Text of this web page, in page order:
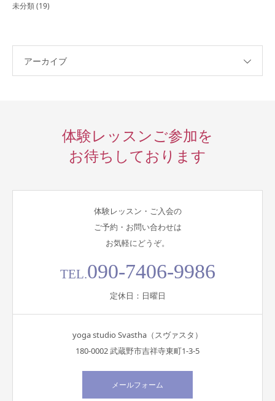
未分類(19)
アーカイブ
体験レッスンご参加を
お待ちしております
体験レッスン・ご入会の
ご予約・お問い合わせは
お気軽にどうぞ。
TEL.090-7406-9986
定休日：日曜日
yoga studio Svastha（スヴァスタ）
180-0002 武蔵野市吉祥寺東町1-3-5
メールフォーム